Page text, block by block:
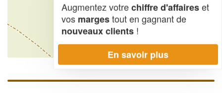
| Map data ©OpenStreetMap contributors,
Augmentez votrechiffre d'affaireset
vos margestout en gagnant de
nouveaux clients !
En savoir plus